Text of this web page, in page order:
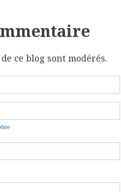
ce blog sont modérés.